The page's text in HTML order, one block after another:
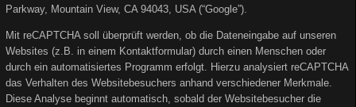
Parkway, Mountain View, CA 94043, USA (“Google”).
Mit reCAPTCHA soll überprüft werden, ob die Dateneingabe auf unseren
Websites (z.B. in einem Kontaktformular) durch einen Menschen oder
durch ein automatisiertes Programm erfolgt. Hierzu analysiert reCAPTCHA
das Verhalten des Websitebesuchers anhand verschiedener Merkmale.
Diese Analyse beginnt automatisch, sobald der Websitebesucher die